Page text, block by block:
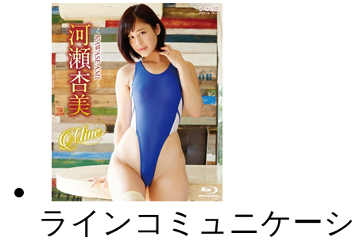
ラインコミュニケー